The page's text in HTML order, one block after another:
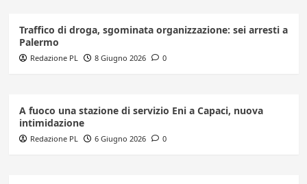
Traffico di droga, sgominata organizzazione: sei arresti a
Palermo
Redazione PL 8 Giugno 2026 0
A fuoco una stazione di servizio Eni a Capaci, nuova
intimidazione
Redazione PL 6 Giugno 2026 0